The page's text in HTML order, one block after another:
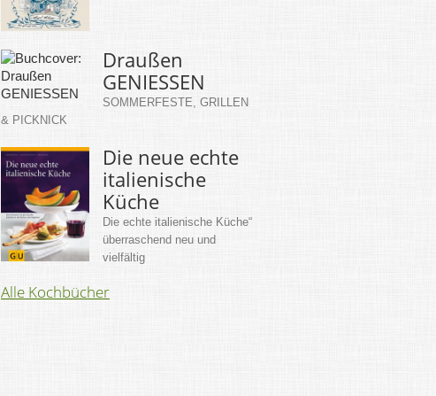
Draußen
GENIESSEN
SOMMERFESTE, GRILLEN
& PICKNICK
Die neue echte
italienische
Küche
Die echte italienische Küche“
überraschend neu und
vielfältig
Alle Kochbücher